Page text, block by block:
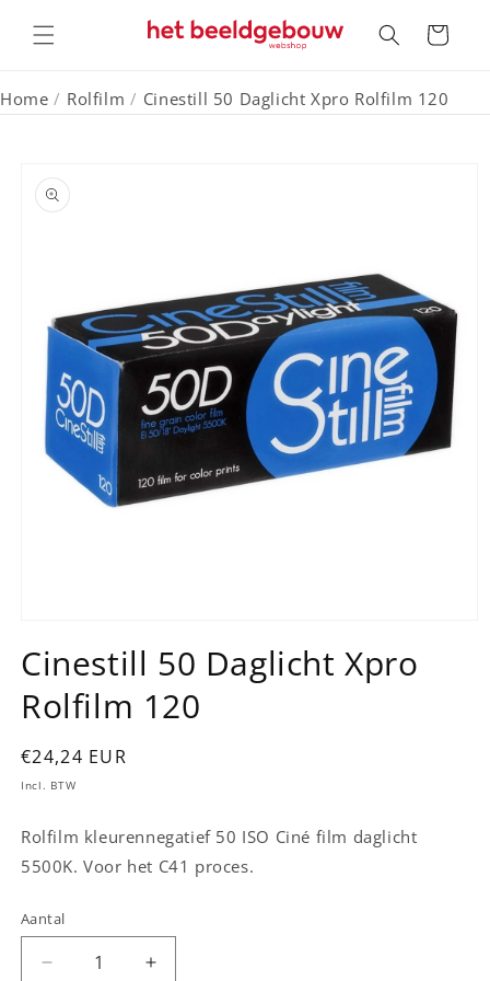
naar de
content
Winkelwagen
Home / Rolfilm / Cinestill 50 Daglicht Xpro Rolfilm 120
direct naar
openen
in
modaal
Cinestill 50 Daglicht Xpro
Rolfilm 120
Normale
prijs
€24,24 EUR
Incl. BTW
Rolfilm kleurennegatief 50 ISO Ciné film daglicht
5500K. Voor het C41 proces.
Aantal
Aantal
Aantal Aantal